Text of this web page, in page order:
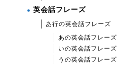
英会話フレーズ
あ行の英会話フレーズ
あの英会話フレーズ
いの英会話フレーズ
うの英会話フレーズ